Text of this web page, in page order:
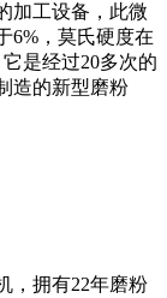
加工设备，此微
6%，莫氏硬度在
是经过20多次的
造的新型磨粉
，拥有22年磨粉